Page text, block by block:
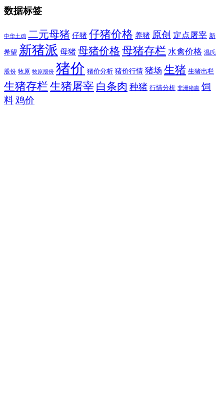
数据标签
中华土鸡 二元母猪 仔猪 仔猪价格 养猪 原创 定点屠宰 新
希望 新猪派 母猪 母猪价格 母猪存栏 水禽价格 温氏
股份 牧原 牧原股份 猪价 猪价分析 猪价行情 猪场 生猪 生猪出栏
生猪存栏 生猪屠宰 白条肉 种猪 行情分析 非洲猪瘟 饲
料 鸡价